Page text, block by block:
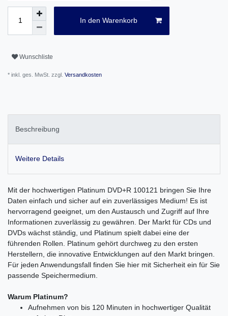
In den Warenkorb
Wunschliste
* inkl. ges. MwSt. zzgl. Versandkosten
Beschreibung
Weitere Details
Mit der hochwertigen Platinum DVD+R 100121 bringen Sie Ihre
Daten einfach und sicher auf ein zuverlässiges Medium! Es ist
hervorragend geeignet, um den Austausch und Zugriff auf Ihre
Informationen zuverlässig zu gewähren. Der Markt für CDs und
DVDs wächst ständig, und Platinum spielt dabei eine der
führenden Rollen. Platinum gehört durchweg zu den ersten
Herstellern, die innovative Entwicklungen auf den Markt bringen.
Für jeden Anwendungsfall finden Sie hier mit Sicherheit ein für Sie
passende Speichermedium.
Warum Platinum?
Aufnehmen von bis 120 Minuten in hochwertiger Qualität